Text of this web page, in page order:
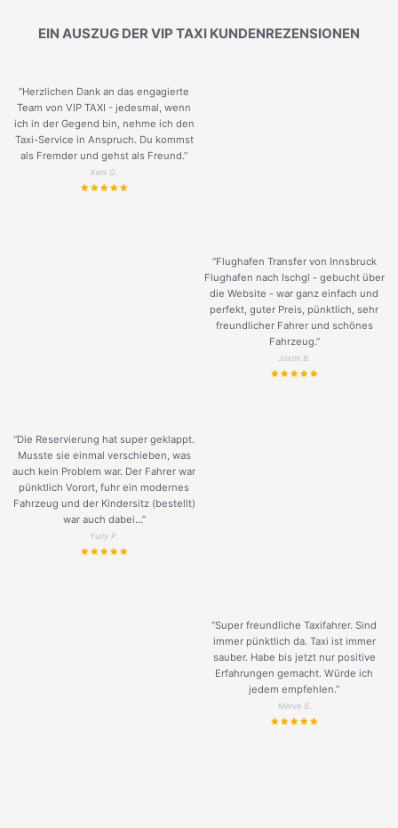
EIN AUSZUG DER VIP TAXI KUNDENREZENSIONEN
“Herzlichen Dank an das engagierte
Team von VIP TAXI - jedesmal, wenn
ich in der Gegend bin, nehme ich den
Taxi-Service in Anspruch. Du kommst
als Fremder und gehst als Freund.”
Keni G.
“Flughafen Transfer von Innsbruck
Flughafen nach Ischgl - gebucht über
die Website - war ganz einfach und
perfekt, guter Preis, pünktlich, sehr
freundlicher Fahrer und schönes
Fahrzeug.”
Justin B.
“Die Reservierung hat super geklappt.
Musste sie einmal verschieben, was
auch kein Problem war. Der Fahrer war
pünktlich Vorort, fuhr ein modernes
Fahrzeug und der Kindersitz (bestellt)
war auch dabei...”
Yuriy P.
“Super freundliche Taxifahrer. Sind
immer pünktlich da. Taxi ist immer
sauber. Habe bis jetzt nur positive
Erfahrungen gemacht. Würde ich
jedem empfehlen.”
Merve S.